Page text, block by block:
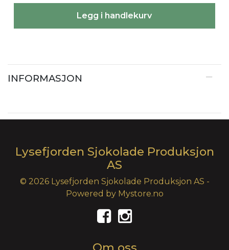
Legg i handlekurv
INFORMASJON
Lysefjorden Sjokolade Produksjon
AS
© 2026 Lysefjorden Sjokolade Produksjon AS -
Powered by Mystore.no